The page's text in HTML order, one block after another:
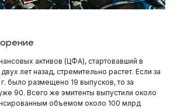
активов (ЦФА), стартовавший в
лет назад, стремительно растет. Если за
было размещено 19 выпусков, то за
90. Всего же эмитенты выпустили около
объемом около 100 млрд